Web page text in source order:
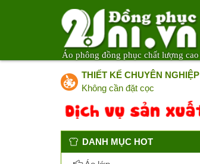
Áo phông đồng phục chất lượng cao
THIẾT KẾ CHUYÊN NGHIỆP
Không cần đặt cọc
DANH MỤC HOT